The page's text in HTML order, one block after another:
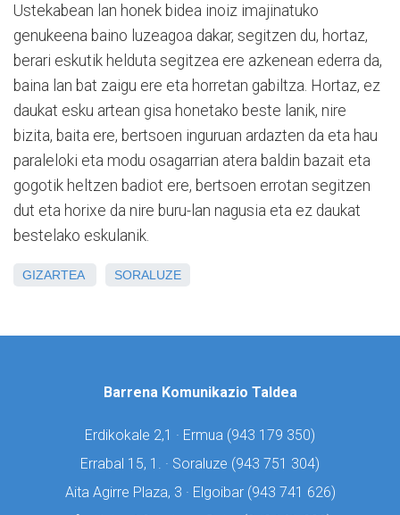
Ustekabean lan honek bidea inoiz imajinatuko
genukeena baino luzeagoa dakar, segitzen du, hortaz,
berari eskutik helduta segitzea ere azkenean ederra da,
baina lan bat zaigu ere eta horretan gabiltza. Hortaz, ez
daukat esku artean gisa honetako beste lanik, nire
bizita, baita ere, bertsoen inguruan ardazten da eta hau
paraleloki eta modu osagarrian atera baldin bazait eta
gogotik heltzen badiot ere, bertsoen errotan segitzen
dut eta horixe da nire buru-lan nagusia eta ez daukat
bestelako eskulanik.
GIZARTEA SORALUZE
Barrena Komunikazio Taldea
Erdikokale 2,1 · Ermua (943 179 350)
Errabal 15, 1. · Soraluze (943 751 304)
Aita Agirre Plaza, 3 · Elgoibar (943 741 626)